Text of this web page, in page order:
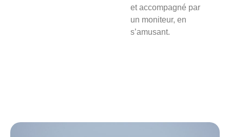
et accompagné par
un moniteur, en
s’amusant.